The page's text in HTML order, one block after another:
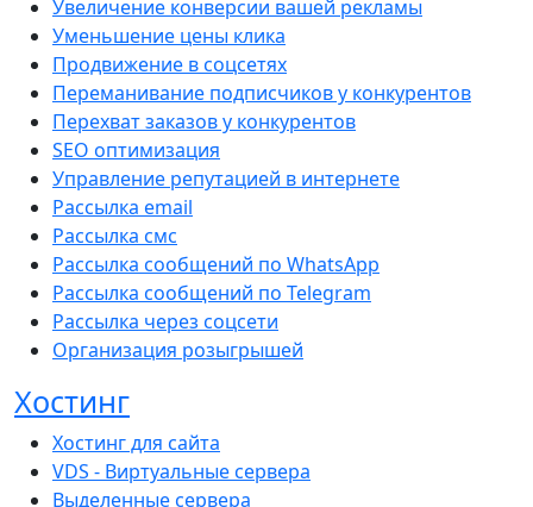
Увеличение конверсии вашей рекламы
Уменьшение цены клика
Продвижение в соцсетях
Переманивание подписчиков у конкурентов
Перехват заказов у конкурентов
SEO оптимизация
Управление репутацией в интернете
Рассылка email
Рассылка смс
Рассылка сообщений по WhatsApp
Рассылка сообщений по Telegram
Рассылка через соцсети
Организация розыгрышей
Хостинг
Хостинг для сайта
VDS - Виртуальные сервера
Выделенные сервера